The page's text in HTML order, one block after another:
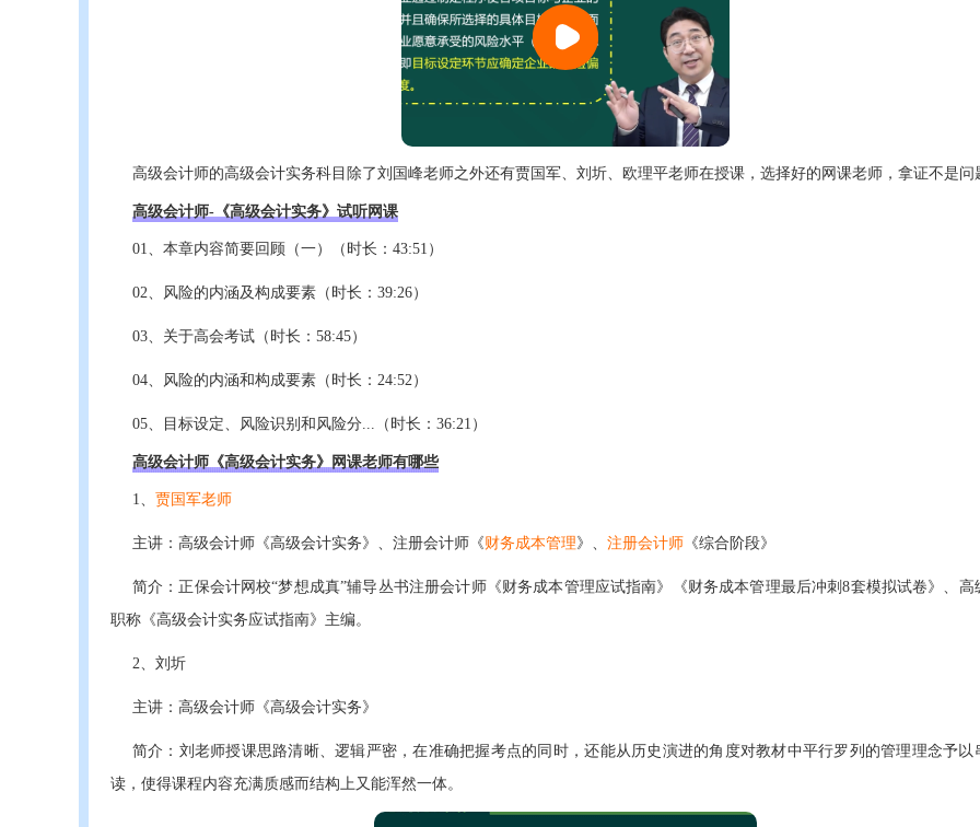
高级会计师的高级会计实务科目除了刘国峰老师之外还有贾国军、刘圻、欧理平老师在授课，选择好的网课老师，拿证不是问
高级会计师-《高级会计实务》试听网课
01、本章内容简要回顾（一）（时长：43:51）
02、风险的内涵及构成要素（时长：39:26）
03、关于高会考试（时长：58:45）
04、风险的内涵和构成要素（时长：24:52）
05、目标设定、风险识别和风险分...（时长：36:21）
高级会计师《高级会计实务》网课老师有哪些
1、 贾国军老师
主讲：高级会计师《高级会计实务》、注册会计师《财务成本管理》、 注册会计师《综合阶段》
简介：正保会计网校“梦想成真”辅导丛书注册会计师《财务成本管理应试指南》《财务成本管理最后冲刺8套模拟试卷》、高
职称《高级会计实务应试指南》主编。
2、刘圻
主讲：高级会计师《高级会计实务》
简介：刘老师授课思路清晰、逻辑严密，在准确把握考点的同时，还能从历史演进的角度对教材中平行罗列的管理理念予以
读，使得课程内容充满质感而结构上又能浑然一体。